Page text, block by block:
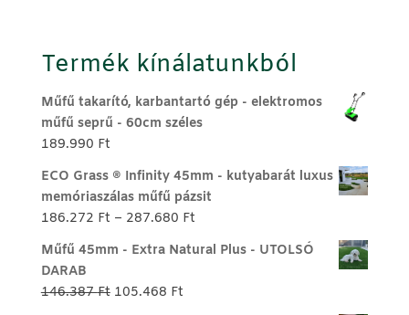
Termék kínálatunkból
Műfű takarító, karbantartó gép - elektromos
műfű seprű - 60cm széles
189.990 Ft
ECO Grass ® Infinity 45mm - kutyabarát luxus
memóriaszálas műfű pázsit
186.272 Ft – 287.680 FtÁrtartomány:
-
Műfű 45mm - Extra Natural Plus - UTOLSÓ
DARAB
146.387Ft Original
105.468 FtCurrent